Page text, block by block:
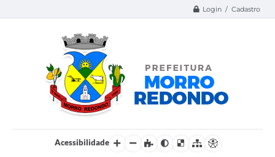
Login / Cadastro
Acessibilidade